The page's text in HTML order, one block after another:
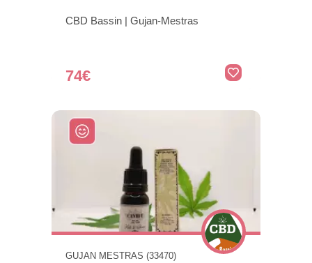
CBD Bassin | Gujan-Mestras
74€
GUJAN MESTRAS (33470)